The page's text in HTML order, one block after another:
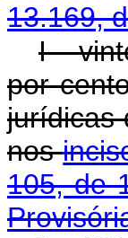
13.169,
I -
por
jurídicas
nos
105, de